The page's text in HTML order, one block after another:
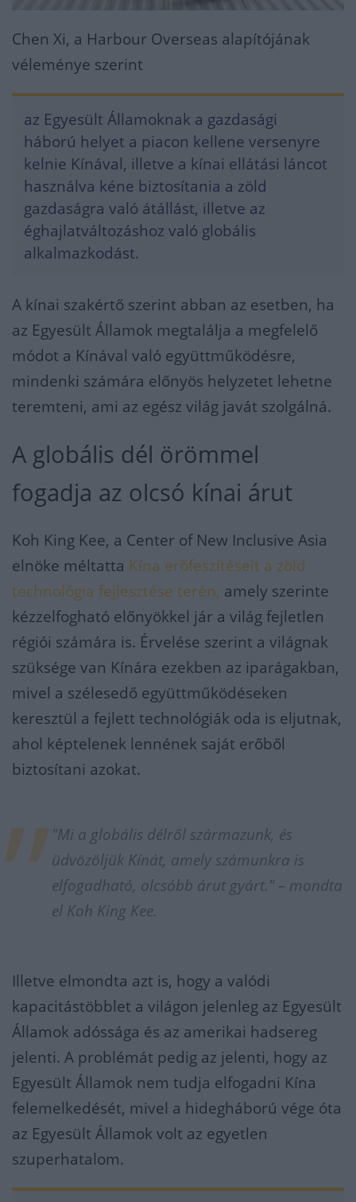
Chen Xi, a Harbour Overseas alapítójának
véleménye szerint
az Egyesült Államoknak a gazdasági
háború helyet a piacon kellene versenyre
kelnie Kínával, illetve a kínai ellátási láncot
használva kéne biztosítania a zöld
gazdaságra való átállást, illetve az
éghajlatváltozáshoz való globális
alkalmazkodást.
A kínai szakértő szerint abban az esetben, ha
az Egyesült Államok megtalálja a megfelelő
módot a Kínával való együttműködésre,
mindenki számára előnyös helyzetet lehetne
teremteni, ami az egész világ javát szolgálná.
A globális dél örömmel
fogadja az olcsó kínai árut
Koh King Kee, a Center of New Inclusive Asia
elnöke méltatta Kína erőfeszítéseit a zöld
technológia fejlesztése terén, amely szerinte
kézzelfogható előnyökkel jár a világ fejletlen
régiói számára is. Érvelése szerint a világnak
szüksége van Kínára ezekben az iparágakban,
mivel a szélesedő együttműködéseken
keresztül a fejlett technológiák oda is eljutnak,
ahol képtelenek lennének saját erőből
biztosítani azokat.
"Mi a globális délről származunk, és
üdvözöljük Kínát, amely számunkra is
elfogadható, olcsóbb árut gyárt." – mondta
el Koh King Kee.
Illetve elmondta azt is, hogy a valódi
kapacitástöbblet a világon jelenleg az Egyesült
Államok adóssága és az amerikai hadsereg
jelenti. A problémát pedig az jelenti, hogy az
Egyesült Államok nem tudja elfogadni Kína
felemelkedését, mivel a hidegháború vége óta
az Egyesült Államok volt az egyetlen
szuperhatalom.